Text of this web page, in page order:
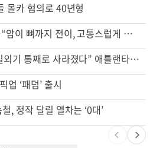
지 축소...60만명 플랜 상실 위기
몰카 혐의로 40년형
바이든 암 투병 근황…“암이 뼈까지 전이, 고통스럽게 투병 중”
업 ‘패덤’ 출시